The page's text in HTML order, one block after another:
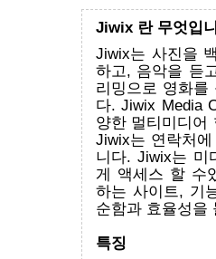
Jiwix 란 무엇입
Jiwix는 사진을
하고, 음악을 듣
리밍으로 영화
다. Jiwix Media
양한 멀티미디어
Jiwix는 연락처
니다. Jiwix는 미
게 액세스 할 수
하는 사이트, 기
순함과 효율성을
특징